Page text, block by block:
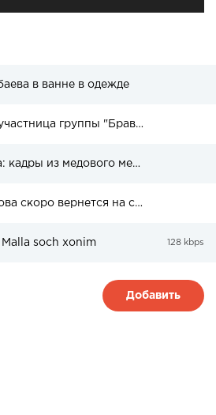
в ванне в одежде
Шахло Зоирова, участница группы "Браво" была в свадебном платье
Жанар Айжанова: кадры из медового месяца дочери
Молдир Ауелбекова скоро вернется на сцену
soch xonim 128 kbps
Добавить